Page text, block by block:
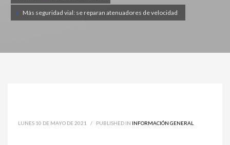
Más seguridad vial: se reparan atenuadores de velocidad
LUNES 10 DE MAYO DE 2021 / PUBLISHED IN INFORMACIÓN GENERAL